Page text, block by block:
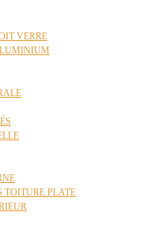
VERRE
TOITURE PLATE